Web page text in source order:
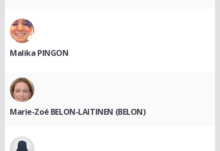
Malika PINGON
Marie-Zoé BELON-LAITINEN (BELON)